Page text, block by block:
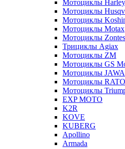
Мотоциклы
Мотоциклы
Мотоциклы
Мотоциклы Motax
Мотоциклы Zontes
Трициклы Agiax
Мотоциклы ZM
Мотоциклы GS
Мотоциклы JAWA
Мотоциклы RATO
Мотоциклы
EXP MOTO
K2R
KOVE
KUBERG
Apollino
Armada